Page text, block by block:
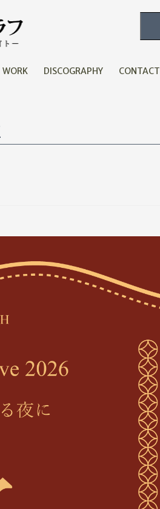
WORK DISCOGRAPHY CONTACT